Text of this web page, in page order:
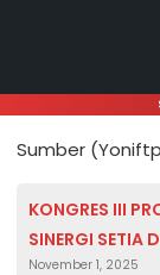
Sumber
KONGRES III
SINERGI SETIA
November 1, 2025